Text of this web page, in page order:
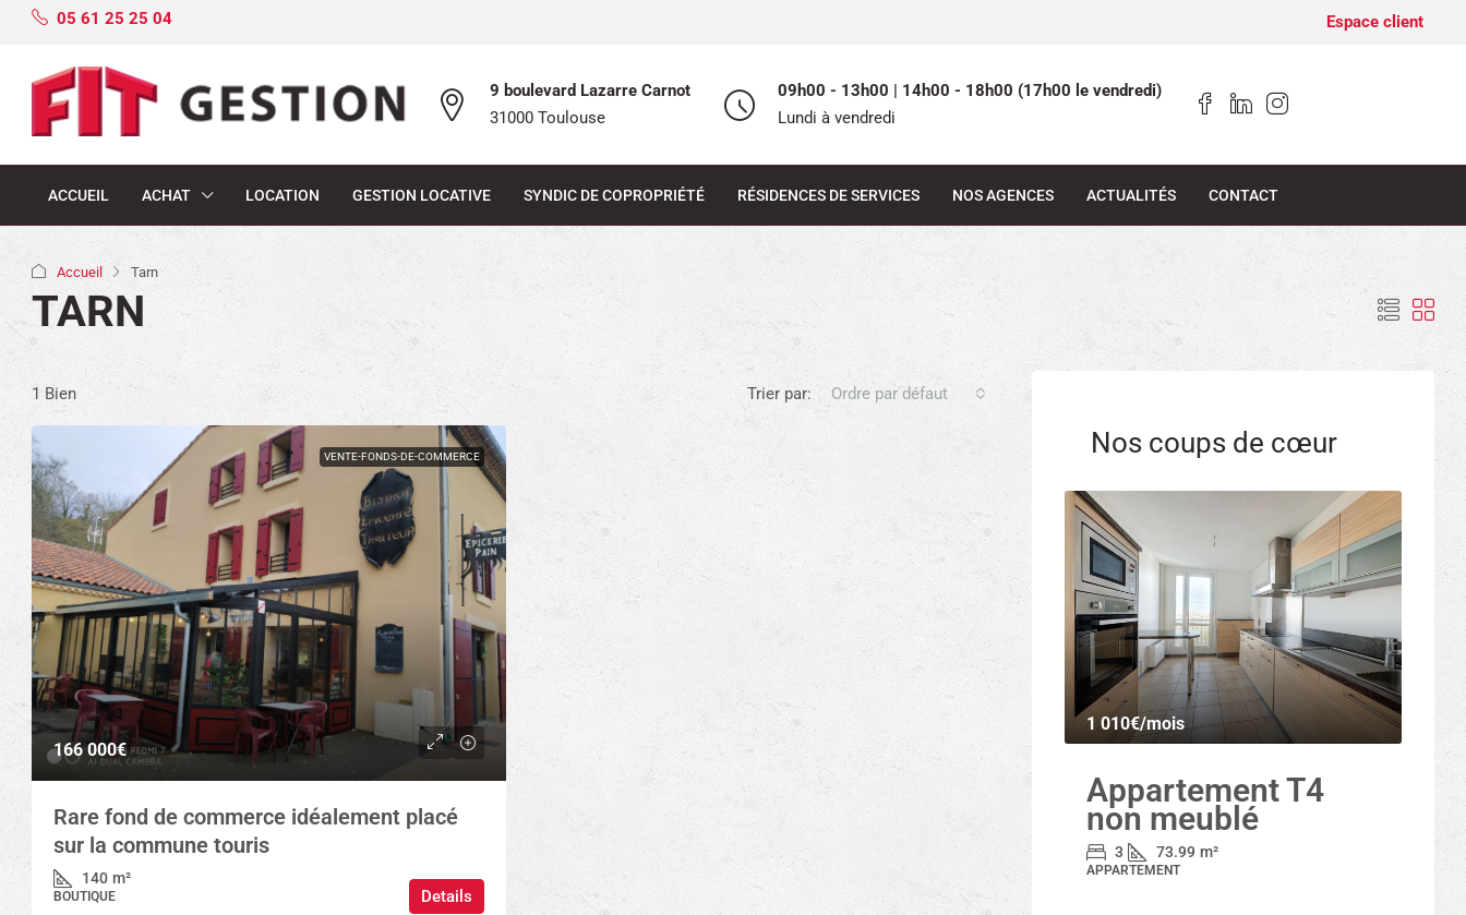
05 61 25 25 04 Espace client
9 boulevard Lazarre Carnot
31000 Toulouse
09h00 - 13h00 | 14h00 - 18h00 (17h00 le vendredi)
Lundi à vendredi
ACCUEIL ACHAT LOCATION GESTION LOCATIVE SYNDIC DE COPROPRIÉTÉ RÉSIDENCES DE SERVICES NOS AGENCES ACTUALITÉS CONTACT
Accueil Tarn
TARN
1 Bien Trier par: Ordre par défaut
VENTE-FONDS-DE-COMMERCE
166 000€
Rare fond de commerce idéalement placé
sur la commune touris
140 m²
BOUTIQUE Details
Nos coups de cœur
1 010€/mois
Appartement T4
non meublé
3 73.99 m²
APPARTEMENT